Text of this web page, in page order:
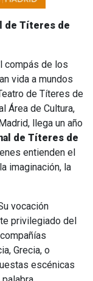
de Títeres de
compás de los
vida a mundos
de Títeres de
Área de Cultura,
llega un año
de Títeres de
entienden el
imaginación, la
vocación
privilegiado del
Grecia, o
escénicas